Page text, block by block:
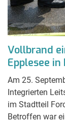
Vollbrand
Epplesee
Am 25.
Integrierten
im Stadtteil
Betroffen war